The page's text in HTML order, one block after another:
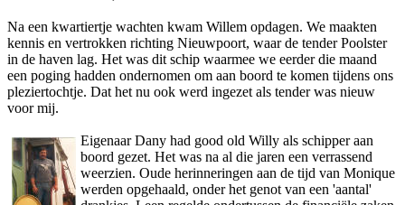
Na een kwartiertje wachten kwam Willem opdagen. We maakten
kennis en vertrokken richting Nieuwpoort, waar de tender Poolster
in de haven lag. Het was dit schip waarmee we eerder die maand
een poging hadden o­ndernomen om aan boord te komen tijdens o­ns
pleziertochtje. Dat het nu ook werd ingezet als tender was nieuw
voor mij.
Eigenaar Dany had good old Willy als schipper aan
boord gezet. Het was na al die jaren een verrassend
weerzien. Oude herinneringen aan de tijd van Monique
werden opgehaald, o­nder het genot van een 'aantal'